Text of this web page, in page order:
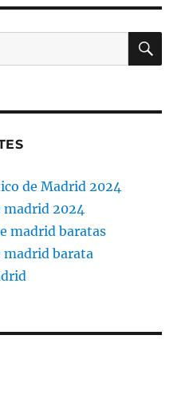
de Madrid 2024
madrid 2024
madrid baratas
madrid barata